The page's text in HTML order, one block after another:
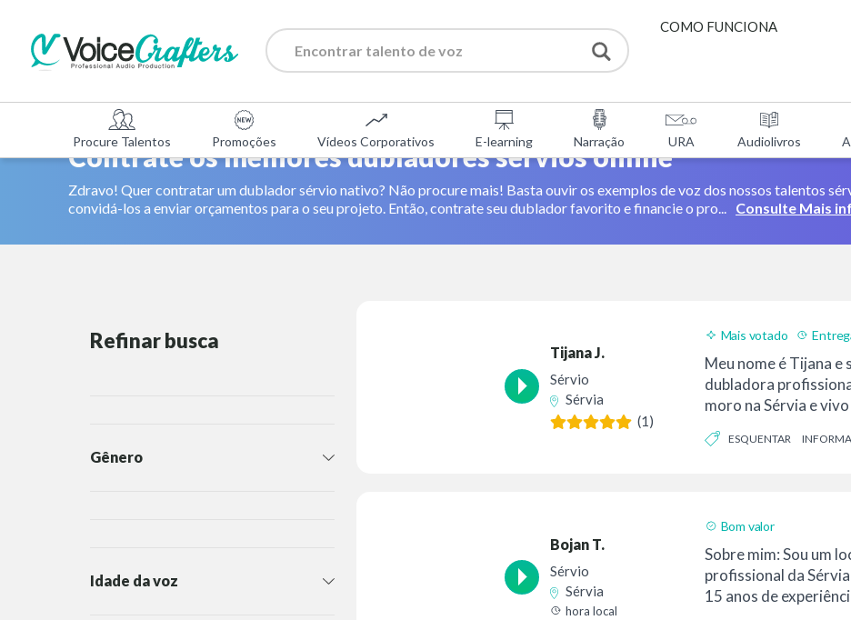
COMO FUNCIONA
FERRAMENTAS GRATUITAS
PERGUNTAS FREQUENTES
Procure Talentos Promoções Vídeos Corporativos E-learning Narração URA Audiolivros
Contrate os melhores dubladores sérvios online
Zdravo! Quer contratar um dublador sérvio nativo? Não procure mais! Basta ouvir os exemplos de voz dos nossos talentos
convidá-los a enviar orçamentos para o seu projeto. Então, contrate seu dublador favorito e financie o pro... Consulte Mais
Refinar busca
Gênero
Idade da voz
Tijana J.
Sérvio
Sérvia
(1)
Mais votado
Meu nome é Tijana e
dubladora
moro na Sérvia e
ESQUENTAR
Bojan T.
Sérvio
Sérvia
hora local
Bom valor
Sobre mim: Sou um
profissional da
15 anos de